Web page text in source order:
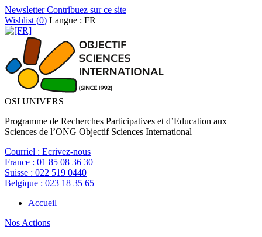
NewsletterContribuez sur ce site
Wishlist (0) Langue : FR
OSI UNIVERS
Programme de Recherches Participatives et d’Education aux
Sciences de l’ONG Objectif Sciences International
Courriel : Ecrivez-nous
France : 01 85 08 36 30
Suisse : 022 519 0440
Belgique : 023 18 35 65
Accueil
Nos Actions